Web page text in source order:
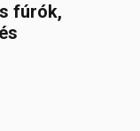
fúrók,